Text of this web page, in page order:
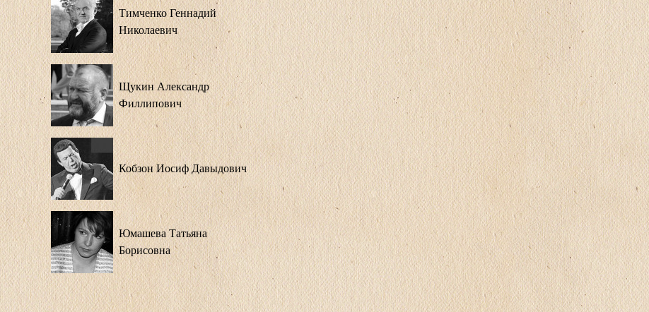
Тимченко Геннадий
Николаевич
Щукин Александр
Филлипович
Кобзон Иосиф Давыдович
Юмашева Татьяна
Борисовна